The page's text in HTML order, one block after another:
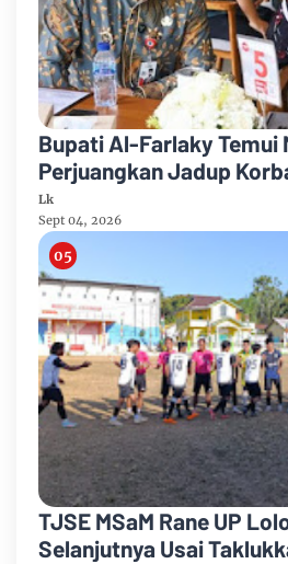
Bupati Al-Farlaky Temui
Perjuangkan Jadup
Timur
Lk
Sept 04, 2026
TJSE MSaM Rane UP
Selanjutnya Usai